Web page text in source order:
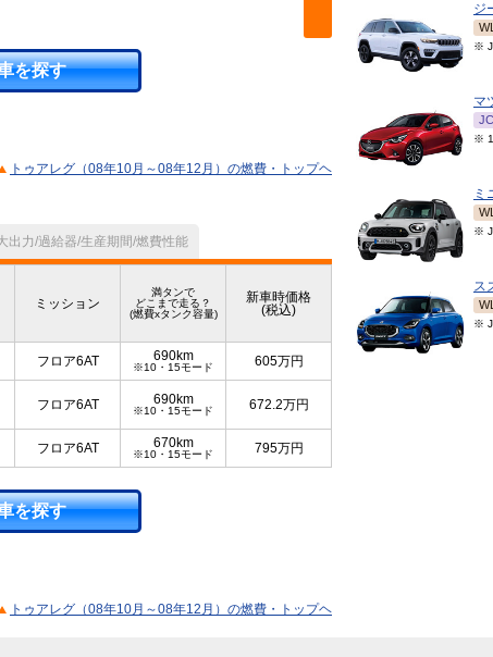
を探す
トゥアレグ（08年10月～08年12月）の燃費・トップヘ
出力/過給器/生産期間/燃費性能
ミッション
満タンで
どこまで走る？
(燃費xタンク容量)
新車時価格
(税込)
フロア6AT 690km
※10・15モード 605万円
フロア6AT 690km
※10・15モード 672.2万円
フロア6AT 670km
※10・15モード 795万円
を探す
トゥアレグ（08年10月～08年12月）の燃費・トップヘ
ジ
※
マ
※
ミ
※
ス
※